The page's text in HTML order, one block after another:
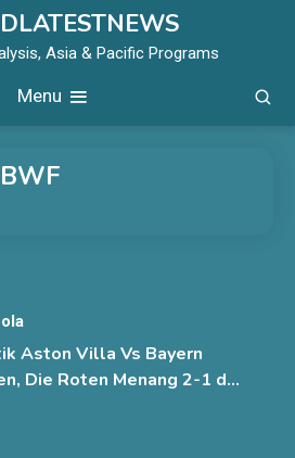
Asia & Pacific Programs
Menu
Aston Villa Vs Bayern
Die Roten Menang 2-1 di